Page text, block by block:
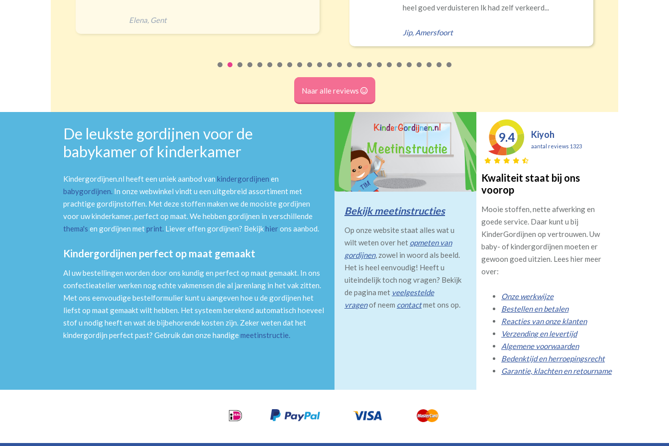
Elena, Gent
heel goed verduisteren Ik had zelf verkeerd...
Jip, Amersfoort
Naar alle reviews
De leukste gordijnen voor de
babykamer of kinderkamer
Kindergordijnen.nl heeft een uniek aanbod van kindergordijnen en
babygordijnen. In onze webwinkel vindt u een uitgebreid assortiment met
prachtige gordijnstoffen. Met deze stoffen maken we de mooiste gordijnen
voor uw kinderkamer, perfect op maat. We hebben gordijnen in verschillende
thema's en gordijnen metprint. Liever effen gordijnen? Bekijkhierons aanbod.
Kindergordijnen perfect op maat gemaakt
Al uw bestellingen worden door ons kundig en perfect op maat gemaakt. In ons
confectieatelier werken nog echte vakmensen die al jarenlang in het vak zitten.
Met ons eenvoudige bestelformulier kunt u aangeven hoe u de gordijnen het
liefst op maat gemaakt wilt hebben. Het systeem berekend automatisch hoeveel
stof u nodig heeft en wat de bijbehorende kosten zijn. Zeker weten dat het
kindergordijn perfect past? Gebruik dan onze handigemeetinstructie.
Bekijk meetinstructies
Op onze website staat alles wat u
wilt weten over het opmeten van
gordijnen, zowel in woord als beeld.
Het is heel eenvoudig! Heeft u
uiteindelijk toch nog vragen? Bekijk
de pagina met veelgestelde
vragenof neem contactmet ons op.
9.4 Kiyoh
aantal reviews 1323
Kwaliteit staat bij ons
voorop
Mooie stoffen, nette afwerking en
goede service. Daar kunt u bij
KinderGordijnen op vertrouwen. Uw
baby- of kindergordijnen moeten er
gewoon goed uitzien. Lees hier meer
over:
Onze werkwijze
Bestellen en betalen
Reacties van onze klanten
Verzending en levertijd
Algemene voorwaarden
Bedenktijd en herroepingsrecht
Garantie, klachten en retourname